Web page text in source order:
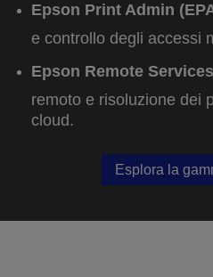
Epson Print Admin
e controllo degli accessi
Epson Remote
remoto e risoluzione dei
cloud.
Esplora la